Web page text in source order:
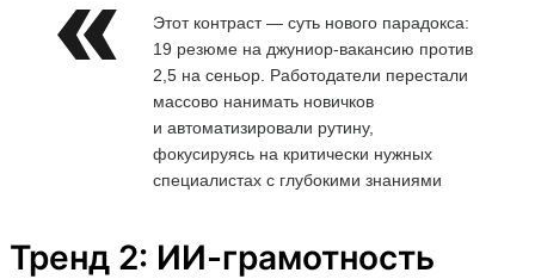
Этот контраст — суть нового парадокса:
19 резюме на джуниор-вакансию против
2,5 на сеньор. Работодатели перестали
массово нанимать новичков
и автоматизировали рутину,
фокусируясь на критически нужных
специалистах с глубокими знаниями
Тренд 2: ИИ-грамотность